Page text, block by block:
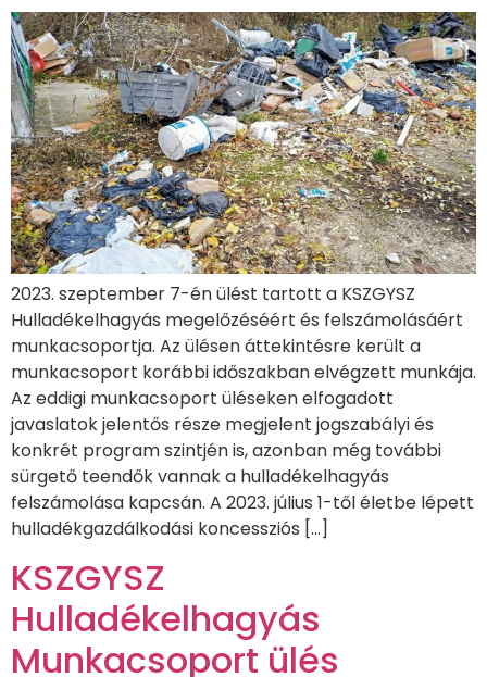
2023. szeptember 7-én ülést tartott a KSZGYSZ
Hulladékelhagyás megelőzéséért és felszámolásáért
munkacsoportja. Az ülésen áttekintésre került a
munkacsoport korábbi időszakban elvégzett munkája.
Az eddigi munkacsoport üléseken elfogadott
javaslatok jelentős része megjelent jogszabályi és
konkrét program szintjén is, azonban még további
sürgető teendők vannak a hulladékelhagyás
felszámolása kapcsán. A 2023. július 1-től életbe lépett
hulladékgazdálkodási koncessziós […]
KSZGYSZ
Hulladékelhagyás
Munkacsoport ülés